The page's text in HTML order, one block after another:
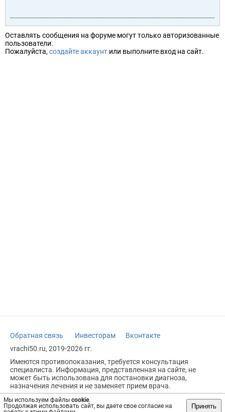
Мы используем файлы cookie.
Продолжая использовать сайт, вы даете свое согласие на
Принять
Оставлять сообщения на форуме могут только авторизованные
пользователи.
Пожалуйста, создайте аккаунт или выполните вход на сайт.
Обратная связь Инвесторам
Вконтакте
vrachi50.ru, 2019-2026 гг.
Имеются противопоказания, требуется консультация
специалиста. Информация, представленная на сайте, не
может быть использована для постановки диагноза,
назначения лечения и не заменяет прием врача.
Возрастное ограничение: 18+